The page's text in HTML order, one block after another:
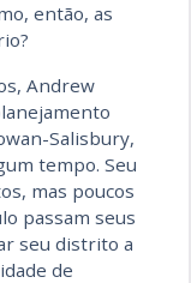
então, as
Andrew
Salisbury,
tempo. Seu
mas poucos
passam seus
seu distrito a
de